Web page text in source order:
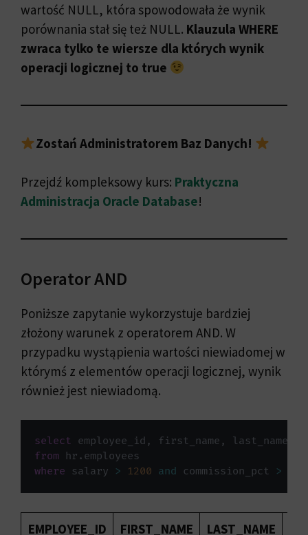
wartość NULL, która spowodowała że wynik
porównania stał się też NULL. Klauzula WHERE
zwraca tylko te wiersze dla których wynik
operacji logicznej to true
Zostań Administratorem Baz Danych!
Przejdź kompleksowy kurs: Praktyczna
Administracja Oracle Database!
Operator AND
Poniższe zapytanie wykorzystuje bardziej
złożony warunek z operatorem AND. W
przypadku wystąpienia wartości niewiadomej w
którymś z elementów operacji logicznej, wynik
również jest niewiadomą.
select employee_id , first_name , last_name
from hr .
where salary > 1200 and commission_pct >
EMPLOYEE_ID FIRST_NAME LAST_NAME